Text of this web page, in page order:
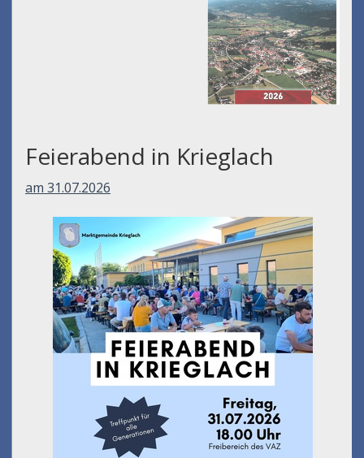
Feierabend in Krieglach
am 31.07.2026